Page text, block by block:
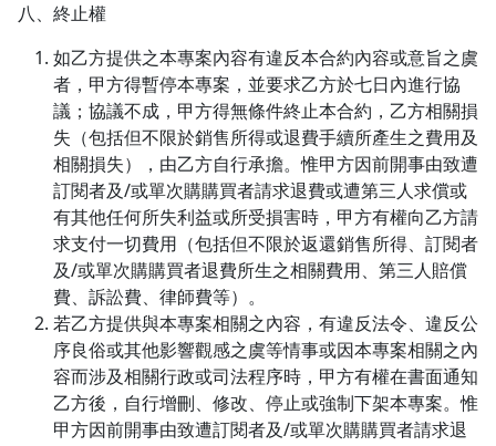
八、終止權
如乙方提供之本專案內容有違反本合約內容或意旨之虞
者，甲方得暫停本專案，並要求乙方於七日內進行協
議；協議不成，甲方得無條件終止本合約，乙方相關損
失（包括但不限於銷售所得或退費手續所產生之費用及
相關損失），由乙方自行承擔。惟甲方因前開事由致遭
訂閱者及/或單次購購買者請求退費或遭第三人求償或
有其他任何所失利益或所受損害時，甲方有權向乙方請
求支付一切費用（包括但不限於返還銷售所得、訂閱者
及/或單次購購買者退費所生之相關費用、第三人賠償
費、訴訟費、律師費等）。
若乙方提供與本專案相關之內容，有違反法令、違反公
序良俗或其他影響觀感之虞等情事或因本專案相關之內
容而涉及相關行政或司法程序時，甲方有權在書面通知
乙方後，自行增刪、修改、停止或強制下架本專案。惟
甲方因前開事由致遭訂閱者及/或單次購購買者請求退